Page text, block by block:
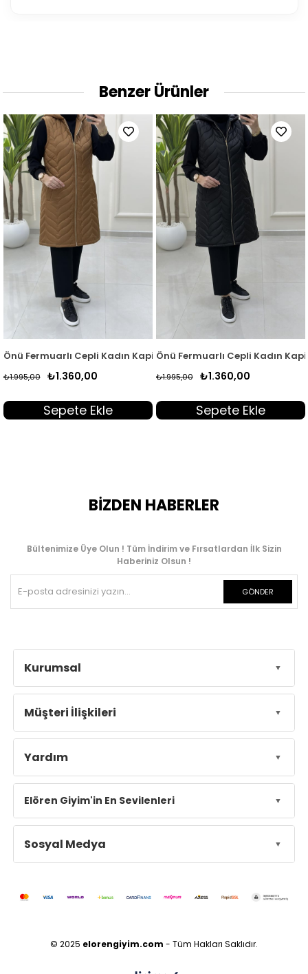
Benzer Ürünler
Dolum Yelek Lacivert QTN 4963
Önü Fermuarlı Cepli Kadın Kapitone Dolum Yelek Taba QTN
₺1.360,00
₺1.995,00
Sepete Ekle
Önü Fermuarlı Cepli Kadın
₺1.360,00
₺1.995,00
Sepete Ekle
BİZDEN HABERLER
Bültenimize Üye Olun ! Tüm İndirim ve Fırsatlardan İlk Sizin
Haberiniz Olsun !
GÖNDER
Kurumsal
Müşteri İlişkileri
Yardım
Elören Giyim'in En Sevilenleri
Sosyal Medya
© 2025 elorengiyim.com - Tüm Hakları Saklıdır.